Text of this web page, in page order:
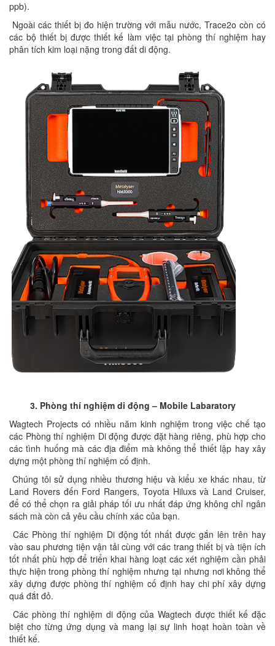
ppb).
Ngoài các thiết bị đo hiện trường với mẫu nước, Trace2o còn có
các bộ thiết bị được thiết kế làm việc tại phòng thí nghiệm hay
phân tích kim loại nặng trong đất di động.
3. Phòng thí nghiệm di động – Mobile Labaratory
Wagtech Projects có nhiều năm kinh nghiệm trong việc chế tạo
các Phòng thí nghiệm Di động được đặt hàng riêng, phù hợp cho
các tình huống mà các địa điểm mà không thể thiết lập hay xây
dựng một phòng thí nghiệm cố định.
Chúng tôi sử dụng nhiều thương hiệu và kiểu xe khác nhau, từ
Land Rovers đến Ford Rangers, Toyota Hiluxs và Land Cruiser,
để có thể chọn ra giải pháp tối ưu nhất đáp ứng không chỉ ngân
sách mà còn cả yêu cầu chính xác của bạn.
Các Phòng thí nghiệm Di động tốt nhất được gắn lên trên hay
vào sau phương tiện vận tải cùng với các trang thiết bị và tiện ích
tốt nhất phù hợp để triển khai hàng loạt các xét nghiệm cần phải
thực hiện trong phòng thí nghiệm nhưng tại nhưng nơi không thể
xây dựng được phòng thí nghiệm cố định hay chi phí xây dựng
quá đắt đỏ.
Các phòng thí nghiệm di động của Wagtech được thiết kế đặc
biệt cho từng ứng dụng và mang lại sự linh hoạt hoàn toàn về
thiết kế.